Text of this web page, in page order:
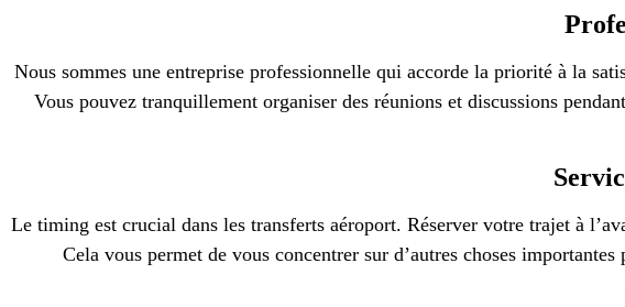
Nous sommes une entreprise professionnelle qui accorde la priorité à la
Vous pouvez tranquillement organiser des réunions et discussions
Le timing est crucial dans les transferts aéroport. Réserver votre trajet à
Cela vous permet de vous concentrer sur d’autres choses